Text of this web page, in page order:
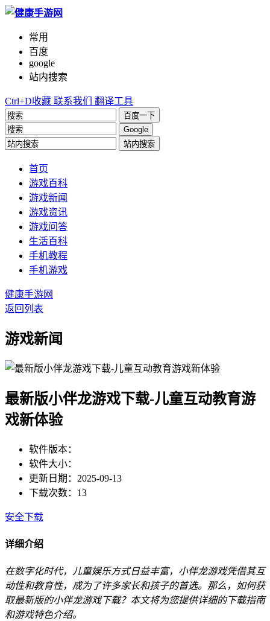
常用
百度
google
站内搜索
Ctrl+D收藏 联系我们 翻译工具
百度一下
Google
站内搜索
首页
游戏百科
游戏新闻
游戏资讯
游戏问答
生活百科
手机教程
手机游戏
健康手游网
返回列表
游戏新闻
最新版小伴龙游戏下载-儿童互动教育游
戏新体验
软件版本：
软件大小：
更新日期：2025-09-13
下载次数：13
安全下载
详细介绍
在数字化时代，儿童娱乐方式日益丰富，小伴龙游戏凭借其互
动性和教育性，成为了许多家长和孩子的首选。那么，如何获
取最新版的小伴龙游戏下载？本文将为您提供详细的下载指南
和游戏特色介绍。